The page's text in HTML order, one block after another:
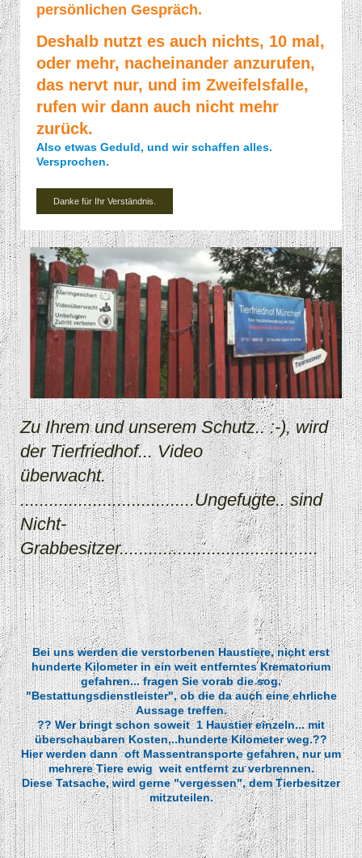
persönlichen Gespräch.
Deshalb nutzt es auch nichts, 10 mal,
oder mehr, nacheinander anzurufen,
das nervt nur, und im Zweifelsfalle,
rufen wir dann auch nicht mehr
zurück.
Also etwas Geduld, und wir schaffen alles.
Versprochen.
Danke für Ihr Verständnis.
Zu Ihrem und unserem Schutz.. :-), wird
der Tierfriedhof... Video
überwacht.
....................................Ungefugte.. sind
Nicht-
Grabbesitzer.........................................
Bei uns werden die verstorbenen Haustiere, nicht erst
hunderte Kilometer in ein weit entferntes Krematorium
gefahren... fragen Sie vorab die sog.
"Bestattungsdienstleister", ob die da auch eine ehrliche
Aussage treffen.
?? Wer bringt schon soweit 1 Haustier einzeln... mit
überschaubaren Kosten,..hunderte Kilometer weg.??
Hier werden dann oft Massentransporte gefahren, nur um
mehrere Tiere ewig weit entfernt zu verbrennen.
Diese Tatsache, wird gerne "vergessen", dem Tierbesitzer
mitzuteilen.